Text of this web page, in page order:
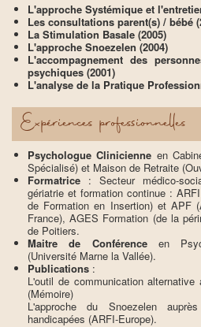
L'approche Systémique et
Les consultations parent(s) / bébé
La Stimulation Basale (2005)
L'approche Snoezelen (2004)
L'accompagnement des
psychiques (2001)
L'analyse de la Pratique
Expériences professionnelles
Psychologue Clinicienne en
Spécialisé) et Maison de Retraite
Formatrice : Secteur médico-
gériatrie et formation continue :
de Formation en Insertion) et APF
France), AGES Formation (de la
de Poitiers.
Maitre de Conférenceen
(Université Marne la Vallée).
Publications :
L'outil de communication
(Mémoire)
L'approche du Snoezelen
handicapées (ARFI-Europe).